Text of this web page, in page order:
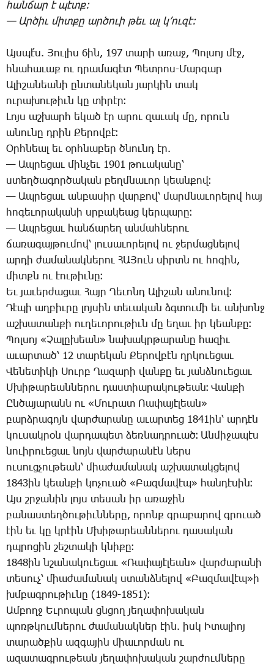
հան­ճար է պէտք:
— Ար­ծիւ միտ­քը ար­ծո­ւի թեւ ալ կ­’ու­զէ:
Այս­պէ՛ս. ­Յու­լիս 6ին, 197 տա­րի ա­ռաջ, ­Պոլ­սոյ մէջ,
հնա­հա­ւաք ու դրա­մա­գէտ ­Պետ­րոս-­Մար­գար
Ա­լի­շա­նեա­նի ըն­տա­նե­կան յար­կին տակ
ու­րա­խու­թիւն կը տի­րէր։
­Լոյս աշ­խարհ ե­կած էր ա­րու զա­ւակ մը, ո­րուն
ա­նու­նը դրին ­Քե­րով­բէ։
Օրհ­նեալ եւ օրհ­նա­բեր ծնունդ էր.
— Ապ­րե­ցաւ մին­չեւ 1901 թո­ւա­կա­նը՝
ստեղ­ծա­գոր­ծա­կան բեղմ­նա­ւոր կեան­քով։
— Ապ­րե­ցաւ ան­բա­սիր վար­քով՝ մարմ­նա­ւո­րե­լով հայ
հո­գե­ւո­րա­կա­նի սրբա­կեաց կեր­պա­րը։
— Ապ­րե­ցաւ հան­ճա­րեղ ան­մահ­նե­րու
ճա­ռա­գայ­թու­մով՝ լու­սա­ւո­րե­լով ու ջեր­մաց­նե­լով
ար­դի ժա­մա­նակ­նե­րու ՀԱ­Յուն սիրտն ու հո­գին,
միտքն ու էու­թիւ­նը։
Եւ յա­ւեր­ժա­ցաւ ­Հայր ­Ղե­ւոնդ Ա­լի­շան ա­նու­նով։
­Դէ­պի աղ­բիւ­րը լոյ­սին տե­ւա­կան ձգտու­մի եւ ան­խոնջ
աշ­խա­տան­քի ու­ղե­ւո­րու­թիւն մը ե­ղաւ իր կեան­քը։
­Պոլ­սոյ «­Չա­լը­խեան» նա­խակր­թա­րա­նը հա­զիւ
ա­ւար­տած՝ 12 տա­րե­կան ­Քե­րով­բէն ղրկո­ւե­ցաւ
­Վե­նե­տի­կի ­Սուրբ ­Ղա­զա­րի վան­քը եւ յանձ­նո­ւե­ցաւ
Մ­խի­թա­րեան­նե­րու դաս­տիա­րա­կու­թեան։ ­Վան­քի
Ըն­ծա­յա­րանն ու «­Մու­րատ ­Ռա­փա­յէ­լեան»
բարձ­րա­գոյն վար­ժա­րա­նը ա­ւար­տեց 1841ին՝ ար­դէն
կու­սակ­րօն վար­դա­պետ ձեռ­նադ­րո­ւած։ Ան­մի­ջա­պէս
նո­ւի­րո­ւե­ցաւ նոյն վար­ժա­րա­նէն ներս
ու­սուց­չու­թեան՝ միա­ժա­մա­նակ աշ­խա­տակ­ցե­լով
1843ին կեան­քի կո­չո­ւած «­Բազ­մա­վէպ» հան­դէ­սին։
Այս շրջա­նին լոյս տե­սան իր ա­ռա­ջին
բա­նաս­տեղ­ծու­թիւն­նե­րը, ո­րոնք գրա­բա­րով գրո­ւած
էին եւ կը կրէին Մ­խի­թա­րեան­նե­րու դա­սա­կան
դպրո­ցին շեշ­տա­կի կնի­քը։
1848ին նշա­նա­կո­ւե­ցաւ «­Ռա­փա­յէ­լեան» վար­ժա­րա­նի
տե­սուչ՝ միա­ժա­մա­նակ ստանձ­նե­լով «­Բազ­մա­վէպ»ի
խմբագ­րու­թիւ­նը (1849-1851)։
Ամ­բողջ Եւ­րո­պան ցնցող յե­ղա­փո­խա­կան
պոռթ­կում­նե­րու ժա­մա­նակ­ներ էին. իսկ Ի­տա­լիոյ
տա­րած­քին ազ­գա­յին միա­ւոր­ման ու
ա­զա­տագ­րու­թեան յե­ղա­փո­խա­կան շար­ժում­նե­րը